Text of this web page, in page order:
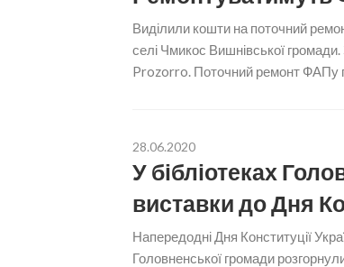
Виділили кошти на поточний
селі Чмикос Вишнівської
Prozorro. Поточний ремонт ФАПу
28.06.2020
У бібліотеках
виставки до Дня
Напередодні Дня Конституції
Головненської громади